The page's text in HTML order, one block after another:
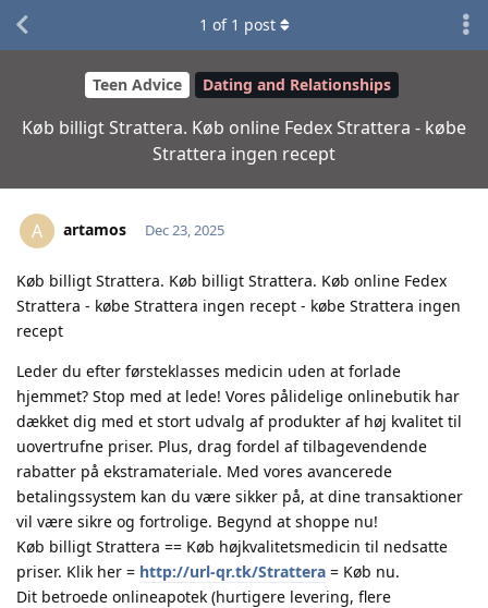
Teen Advice Dating and Relationships
Køb billigt Strattera. Køb online Fedex Strattera - købe
Strattera ingen recept
1 of 1 post
A artamos Dec 23, 2025
Køb billigt Strattera. Køb billigt Strattera. Køb online Fedex
Strattera - købe Strattera ingen recept - købe Strattera ingen
recept
Leder du efter førsteklasses medicin uden at forlade
hjemmet? Stop med at lede! Vores pålidelige onlinebutik har
dækket dig med et stort udvalg af produkter af høj kvalitet til
uovertrufne priser. Plus, drag fordel af tilbagevendende
rabatter på ekstramateriale. Med vores avancerede
betalingssystem kan du være sikker på, at dine transaktioner
vil være sikre og fortrolige. Begynd at shoppe nu!
Køb billigt Strattera == Køb højkvalitetsmedicin til nedsatte
priser. Klik her = http://url-qr.tk/Strattera = Køb nu.
Dit betroede onlineapotek (hurtigere levering, flere